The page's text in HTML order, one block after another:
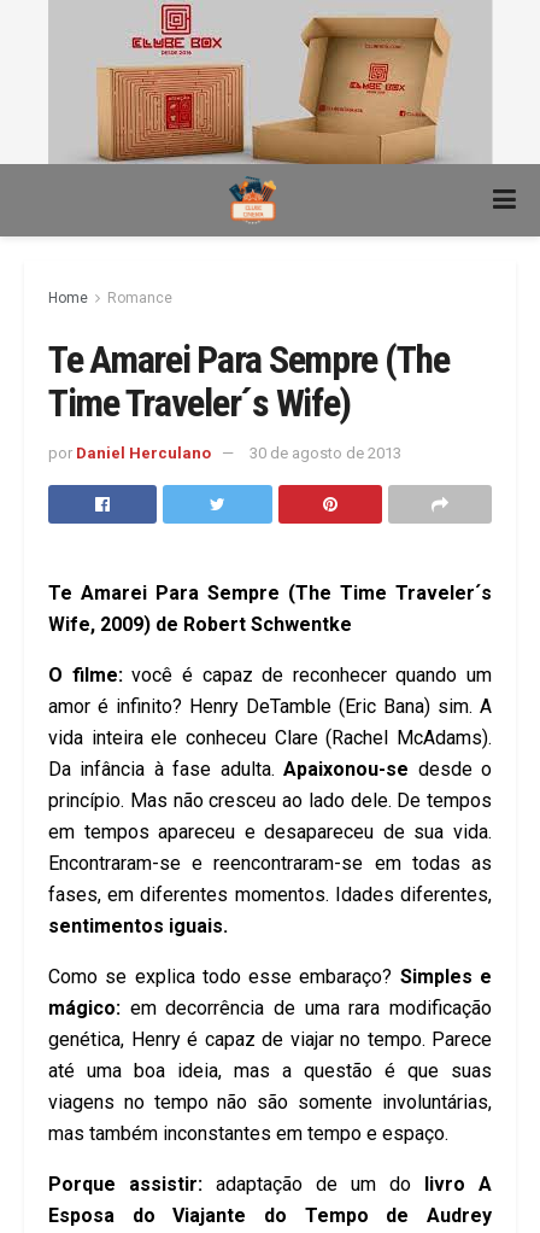
Home Romance
Te Amarei Para Sempre (The
Time Traveler´s Wife)
por Daniel Herculano 30 de agosto de 2013
Te Amarei Para Sempre (The Time Traveler´s
Wife, 2009) de Robert Schwentke
O filme:você é capaz de reconhecer quando um
amor é infinito? Henry DeTamble (Eric Bana) sim. A
vida inteira ele conheceu Clare (Rachel McAdams).
Da infância à fase adulta.Apaixonou-se desde o
princípio. Mas não cresceu ao lado dele. De tempos
em tempos apareceu e desapareceu de sua vida.
Encontraram-se e reencontraram-se em todas as
fases, em diferentes momentos. Idades diferentes,
sentimentos iguais.
Como se explica todo esse embaraço? Simples e
mágico: em decorrência de uma rara modificação
genética, Henry é capaz de viajar no tempo. Parece
até uma boa ideia, mas a questão é que suas
viagens no tempo não são somente involuntárias,
mas também inconstantes em tempo e espaço.
Porque assistir: adaptação de um do livro A
Esposa do Viajante do Tempo de Audrey